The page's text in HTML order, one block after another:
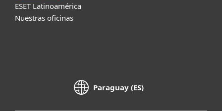
ESET Latinoamérica
Nuestras oficinas
Paraguay (ES)